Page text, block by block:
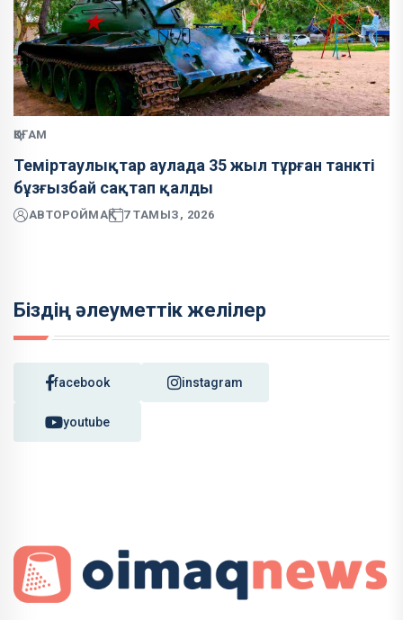
ҚОҒАМ
Теміртаулықтар аулада 35 жыл тұрған танкті
бұзғызбай сақтап қалды
АВТОРОЙМАҚ 7 ТАМЫЗ, 2026
Біздің әлеуметтік желілер
facebook instagram
youtube